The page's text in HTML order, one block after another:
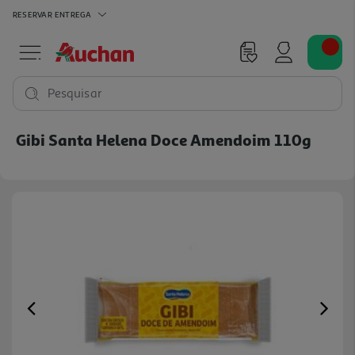
RESERVAR ENTREGA
Pesquisar
Gibi Santa Helena Doce Amendoim 110g
Previous